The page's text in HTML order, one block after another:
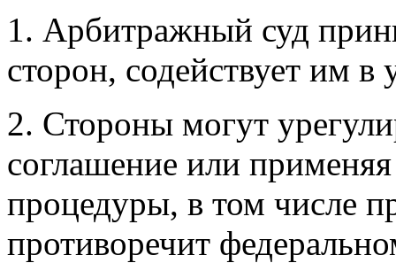
1. Арбитражный суд
сторон, содействует им в
2. Стороны могут
соглашение или
процедуры, в том числе
противоречит